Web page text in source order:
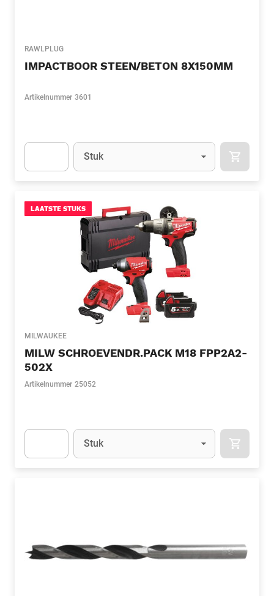
RAWLPLUG
IMPACTBOOR STEEN/BETON 8X150MM
Artikelnummer 3601
Eenheid
Stuk
LAATSTE STUKS
MILWAUKEE
MILW SCHROEVENDR.PACK M18 FPP2A2-
502X
Artikelnummer 25052
Eenheid
Stuk